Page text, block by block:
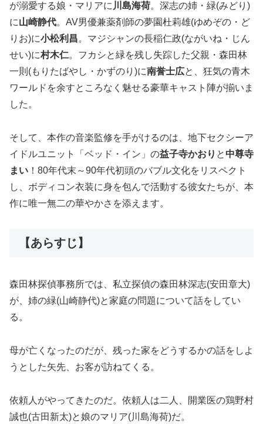
が溺愛する娘・マリアに 川島海荷。深志の姉・緑(みどり)
に山崎静代。AV男優兼薬剤師の夢園杜莉雄(ゆめぞの・ど
りお)に小松利昌。マジシャンの長稲仁政(ながいね・じん
せい)に村木仁。フカシと緑を残し失踪した父親・森田林
一則(もりたばやし・かずのり)に南誉士広と、狂気の青木
ワールドを余すところなく魅せる豪華キャスト陣が揃いま
した。
そして、本作の音楽監修を手がけるのは、地下セクシーア
イドルユニット「ベッド・イン」の益子寺かおり と 中尊寺
まい ！80年代末～90年代初頭のバブル文化をリスペクト
し、ボディコン衣装に身を包んで活動する彼女たちが、本
作に唯一無二の華やかさを添えます。
【あらすじ】
森田林探偵事務所では、私立探偵の森田林深志(安田章大)
が、姉の緑(山崎静代)と家庭の問題について話をしてい
る。
母が亡くなったのだが、残った家をどうするかの話をしよ
うとした矢先、お客が訪ねてくる。
依頼人がやってきたのだ。依頼人は二人、開業医の鶏野村
誠也(古田新太)と娘のマリア(川島海荷)だ。